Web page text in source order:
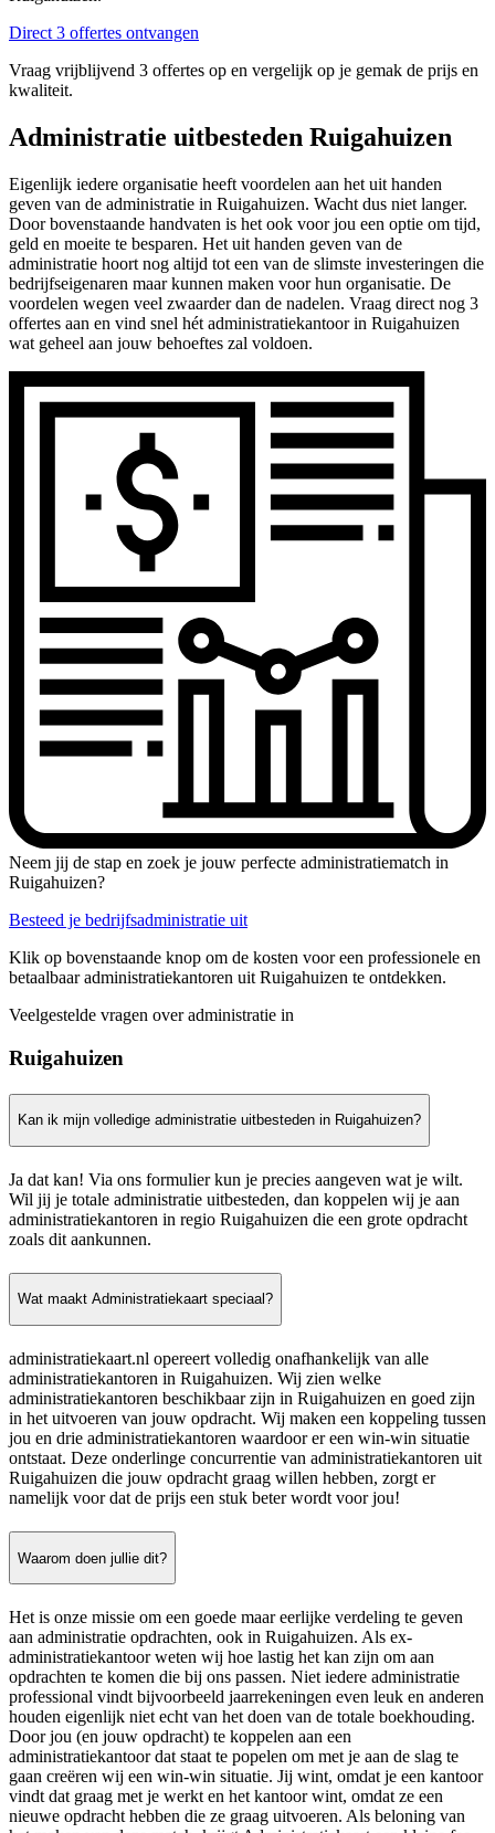
Direct 3 offertes ontvangen
Vraag vrijblijvend 3 offertes op en vergelijk op je gemak de prijs en
kwaliteit.
Administratie uitbesteden Ruigahuizen
Eigenlijk iedere organisatie heeft voordelen aan het uit handen
geven van de administratie in Ruigahuizen. Wacht dus niet langer.
Door bovenstaande handvaten is het ook voor jou een optie om tijd,
geld en moeite te besparen. Het uit handen geven van de
administratie hoort nog altijd tot een van de slimste investeringen die
bedrijfseigenaren maar kunnen maken voor hun organisatie. De
voordelen wegen veel zwaarder dan de nadelen. Vraag direct nog 3
offertes aan en vind snel hét administratiekantoor in Ruigahuizen
wat geheel aan jouw behoeftes zal voldoen.
Neem jij de stap en zoek je jouw perfecte administratiematch in
Ruigahuizen?
Besteed je bedrijfsadministratie uit
Klik op bovenstaande knop om de kosten voor een professionele en
betaalbaar administratiekantoren uit Ruigahuizen te ontdekken.
Veelgestelde vragen over administratie in
Ruigahuizen
Kan ik mijn volledige administratie uitbesteden in Ruigahuizen?
Ja dat kan! Via ons formulier kun je precies aangeven wat je wilt.
Wil jij je totale administratie uitbesteden, dan koppelen wij je aan
administratiekantoren in regio Ruigahuizen die een grote opdracht
zoals dit aankunnen.
Wat maakt Administratiekaart speciaal?
administratiekaart.nl opereert volledig onafhankelijk van alle
administratiekantoren in Ruigahuizen. Wij zien welke
administratiekantoren beschikbaar zijn in Ruigahuizen en goed zijn
in het uitvoeren van jouw opdracht. Wij maken een koppeling tussen
jou en drie administratiekantoren waardoor er een win-win situatie
ontstaat. Deze onderlinge concurrentie van administratiekantoren uit
Ruigahuizen die jouw opdracht graag willen hebben, zorgt er
namelijk voor dat de prijs een stuk beter wordt voor jou!
Waarom doen jullie dit?
Het is onze missie om een goede maar eerlijke verdeling te geven
aan administratie opdrachten, ook in Ruigahuizen. Als ex-
administratiekantoor weten wij hoe lastig het kan zijn om aan
opdrachten te komen die bij ons passen. Niet iedere administratie
professional vindt bijvoorbeeld jaarrekeningen even leuk en anderen
houden eigenlijk niet echt van het doen van de totale boekhouding.
Door jou (en jouw opdracht) te koppelen aan een
administratiekantoor dat staat te popelen om met je aan de slag te
gaan creëren wij een win-win situatie. Jij wint, omdat je een kantoor
vindt dat graag met je werkt en het kantoor wint, omdat ze een
nieuwe opdracht hebben die ze graag uitvoeren. Als beloning van